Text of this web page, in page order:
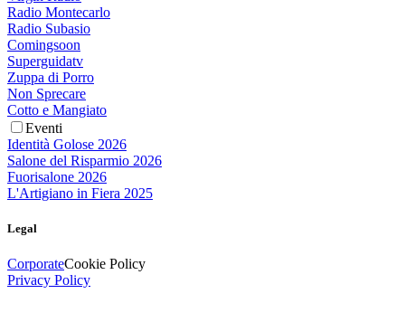
Radio Montecarlo
Radio Subasio
Comingsoon
Superguidatv
Zuppa di Porro
Non Sprecare
Cotto e Mangiato
Eventi
Identità Golose 2026
Salone del Risparmio 2026
Fuorisalone 2026
L'Artigiano in Fiera 2025
Legal
CorporateCookie Policy
Privacy Policy